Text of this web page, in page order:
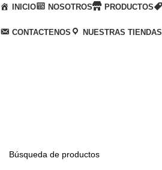
INICIO NOSOTROS PRODUCTOS
CONTACTENOS NUESTRAS TIENDAS